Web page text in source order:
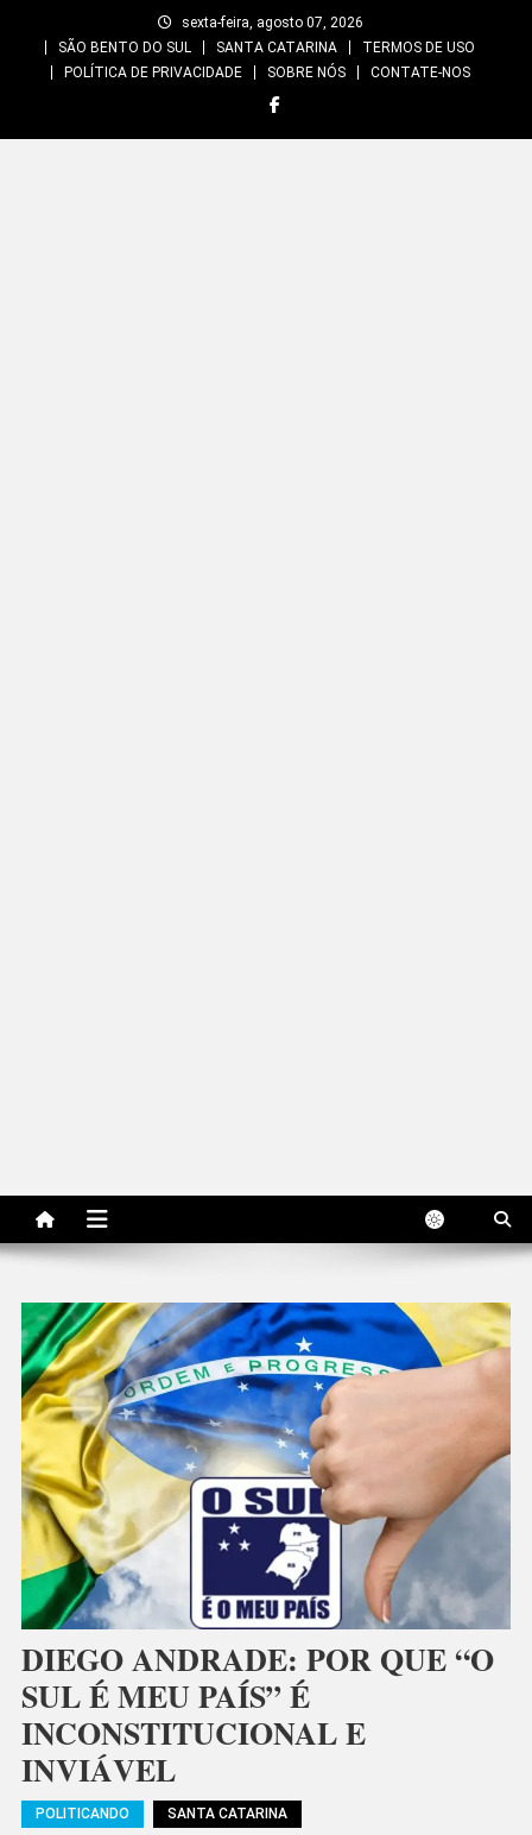
sexta-feira, agosto 07, 2026
SÃO BENTO DO SUL
SANTA CATARINA
TERMOS DE USO
POLÍTICA DE PRIVACIDADE
SOBRE NÓS CONTATE-NOS
DIEGO ANDRADE: POR QUE “O
SUL É MEU PAÍS” É
INCONSTITUCIONAL E
INVIÁVEL
POLITICANDO SANTA CATARINA